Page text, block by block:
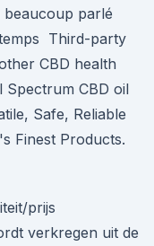
parlé
Third-party
CBD health
Spectrum CBD oil
Safe, Reliable
Finest Products.
prijs
verkregen uit de